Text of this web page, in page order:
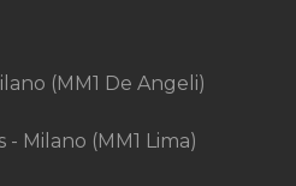
(MM1 De Angeli)
- Milano (MM1 Lima)